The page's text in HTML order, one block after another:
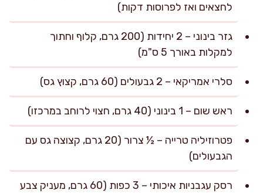
לחצאים ואז לפרוסות דקות)
גזר בינוני – 2 יחידות (200 גרם, קלוף וחתוך
למקלות באורך 5 ס"מ)
סלרי אמריקאי – 2 גבעולים (60 גרם, קצוץ גס)
ראש שום – 1 בינוני (40 גרם, חצוי לרוחב במרכזו)
פטרוזיליה טרייה – ½ צרור (20 גרם, קצוצה גס עם
הגבעולים)
רסק עגבניות איכותי – 3 כפות (60 גרם, מעניק צבע